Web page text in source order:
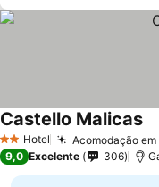
2 Estrelas
Hotel Acomodação
Castello Malicas
9,0 Excelente 306